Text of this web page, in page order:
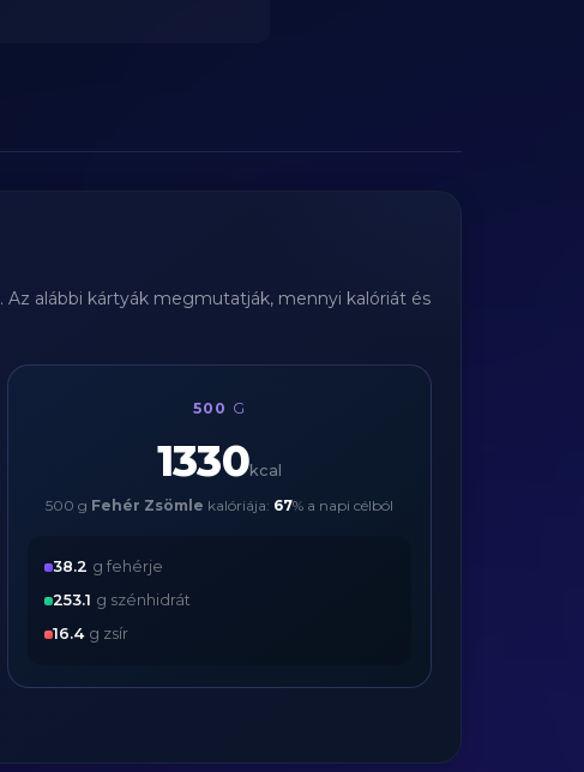
. Az alábbi kártyák megmutatják, mennyi kalóriát és
500 G
1330kcal
500 g Fehér Zsömle kalóriája: 67% a napi célból
38.2 g fehérje
253.1 g szénhidrát
16.4 g zsír